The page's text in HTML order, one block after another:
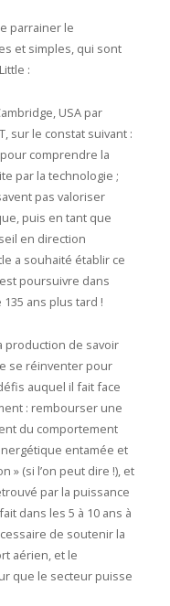
parrainer le
et simples, qui sont
:
USA par
sur le constat suivant :
comprendre la
par la technologie ;
pas valoriser
puis en tant que
en direction
a souhaité établir ce
poursuivre dans
ans plus tard !
production de savoir
se réinventer pour
auquel il fait face
: rembourser une
du comportement
entamée et
» (si l’on peut dire !), et
par la puissance
dans les 5 à 10 ans à
de soutenir la
aérien, et le
que le secteur puisse